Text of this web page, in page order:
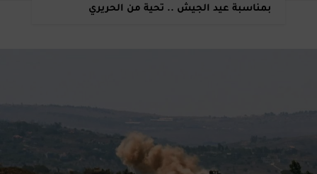
بمناسبة عيد الجيش .. تحية من الحريري